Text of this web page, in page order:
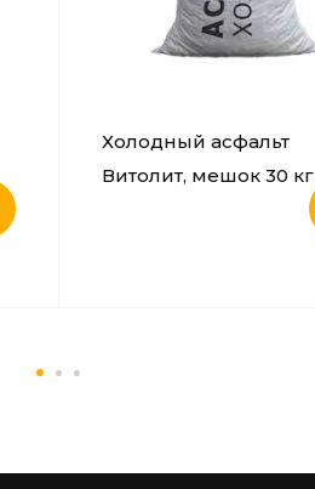
Холодный асфальт
Витолит, мешок 30 кг